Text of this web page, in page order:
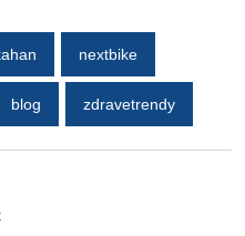
nextbike
blog zdravetrendy